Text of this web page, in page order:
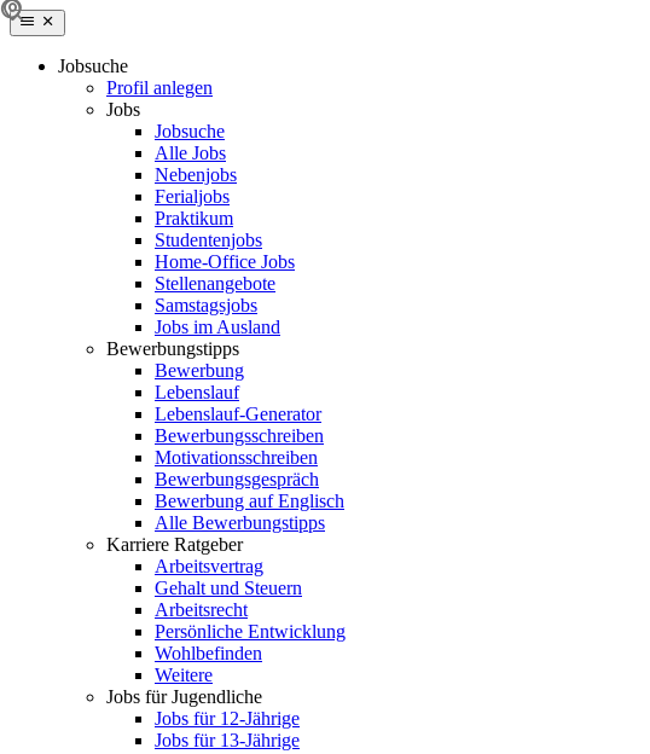
Jobsuche
Profil anlegen
Jobs
Jobsuche
Alle Jobs
Nebenjobs
Ferialjobs
Praktikum
Studentenjobs
Home-Office Jobs
Stellenangebote
Samstagsjobs
Jobs im Ausland
Bewerbungstipps
Bewerbung
Lebenslauf
Lebenslauf-Generator
Bewerbungsschreiben
Motivationsschreiben
Bewerbungsgespräch
Bewerbung auf Englisch
Alle Bewerbungstipps
Karriere Ratgeber
Arbeitsvertrag
Gehalt und Steuern
Arbeitsrecht
Persönliche Entwicklung
Wohlbefinden
Weitere
Jobs für Jugendliche
Jobs für 12-Jährige
Jobs für 13-Jährige